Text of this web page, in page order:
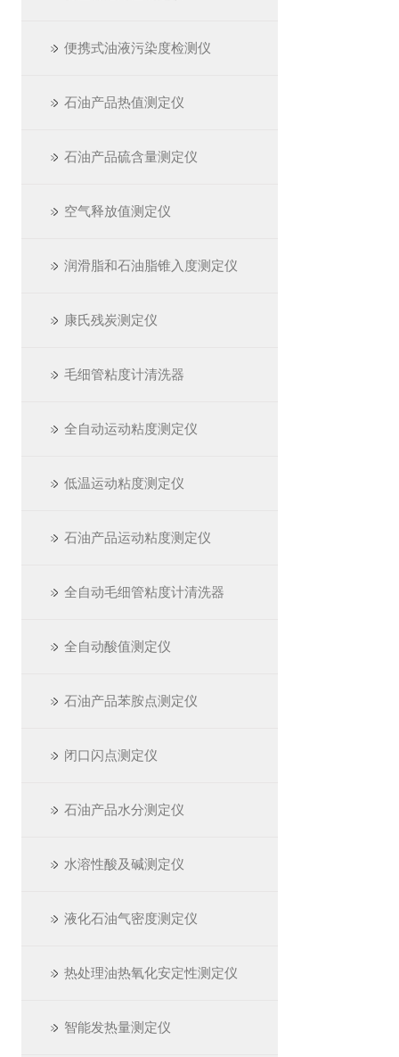
便携式油液污染度检测仪
石油产品热值测定仪
石油产品硫含量测定仪
空气释放值测定仪
润滑脂和石油脂锥入度测定仪
康氏残炭测定仪
毛细管粘度计清洗器
全自动运动粘度测定仪
低温运动粘度测定仪
石油产品运动粘度测定仪
全自动毛细管粘度计清洗器
全自动酸值测定仪
石油产品苯胺点测定仪
闭口闪点测定仪
石油产品水分测定仪
水溶性酸及碱测定仪
液化石油气密度测定仪
热处理油热氧化安定性测定仪
智能发热量测定仪